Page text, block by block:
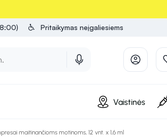
Pritaikymas neįgaliesiems
Vaistinės
maitinančioms motinoms, 12 vnt. x 1,6 ml